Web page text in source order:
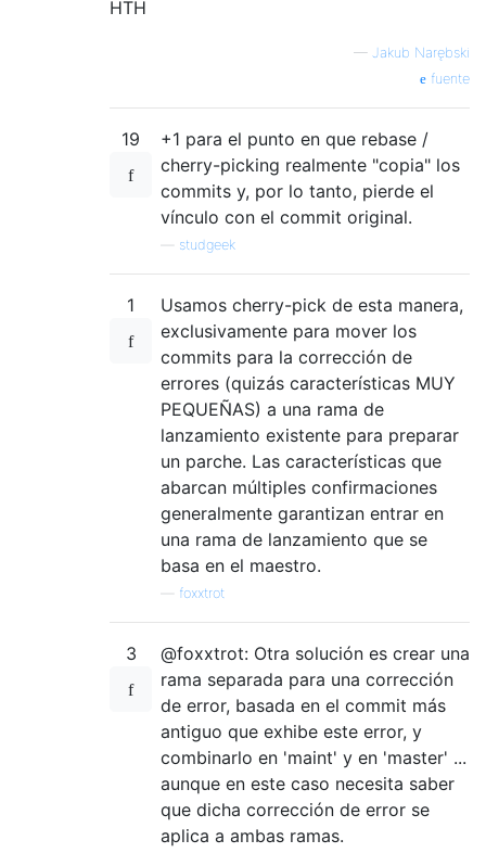
HTH
— Jakub Narębski
fuente
19
+1 para el punto en que rebase /
cherry-picking realmente "copia" los
commits y, por lo tanto, pierde el
vínculo con el commit original.
studgeek
1
Usamos cherry-pick de esta manera,
exclusivamente para mover los
commits para la corrección de
errores (quizás características MUY
PEQUEÑAS) a una rama de
lanzamiento existente para preparar
un parche. Las características que
abarcan múltiples confirmaciones
generalmente garantizan entrar en
una rama de lanzamiento que se
basa en el maestro.
foxxtrot
3
@foxxtrot: Otra solución es crear una
rama separada para una corrección
de error, basada en el commit más
antiguo que exhibe este error, y
combinarlo en 'maint' y en 'master' ...
aunque en este caso necesita saber
que dicha corrección de error se
aplica a ambas ramas.